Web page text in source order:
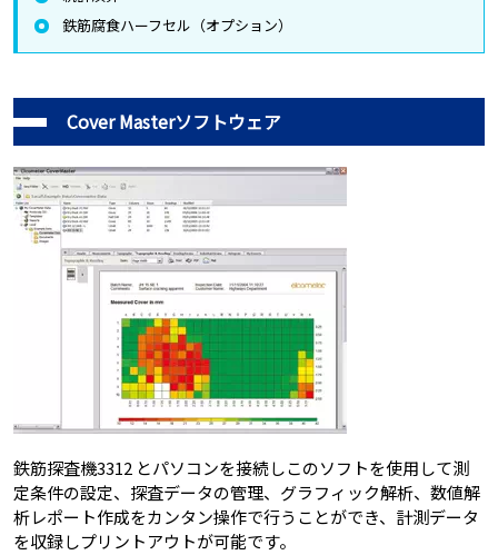
鉄筋腐食ハーフセル（オプション）
Cover Masterソフトウェア
鉄筋探査機3312 とパソコンを接続しこのソフトを使用して測
定条件の設定、探査データの管理、グラフィック解析、数値解
析レポート作成をカンタン操作で行うことができ、計測データ
を収録しプリントアウトが可能です。